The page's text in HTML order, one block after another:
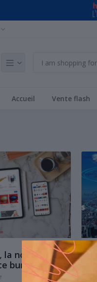
Accueil Vente flash
nouvelle
burkinabè